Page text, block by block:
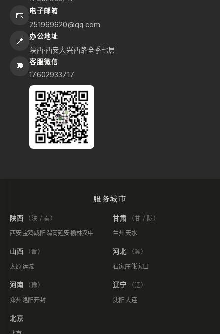
📧 电子邮箱
251969620@qq.com
📍 办公地址
陕西·西安大兴西路全季七层
💬 客服微信
17602933717
服务城市
陕西
（陕 / 秦）
西安宝鸡咸阳 渭南延安榆林汉中
甘肃
（甘 / 陇）
兰州 天水
山西
（晋）
太原运城
河北
（冀）
石家庄张家口
河南
（豫）
郑州 洛阳开封
辽宁
（辽）
沈阳 大连
北京